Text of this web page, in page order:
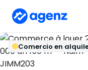
Volver
Bienes raíces
Alquilar
JIMM203
Comercio en